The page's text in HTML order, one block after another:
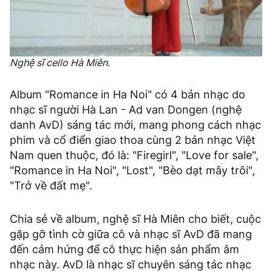
Nghệ sĩ cello Hà Miên.
Album "Romance in Ha Noi" có 4 bản nhạc do
nhạc sĩ người Hà Lan - Ad van Dongen (nghệ
danh AvD) sáng tác mới, mang phong cách nhạc
phim và cổ điển giao thoa cùng 2 bản nhạc Việt
Nam quen thuộc, đó là: "Firegirl", "Love for sale",
"Romance in Ha Noi", "Lost", "Bèo dạt mây trôi",
"Trở về đất mẹ".
Chia sẻ về album, nghệ sĩ Hà Miên cho biết, cuộc
gặp gỡ tình cờ giữa cô và nhạc sĩ AvD đã mang
đến cảm hứng để cô thực hiện sản phẩm âm
nhạc này. AvD là nhạc sĩ chuyên sáng tác nhạc